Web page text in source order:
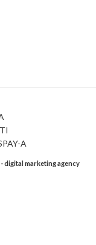
A
digital marketing agency